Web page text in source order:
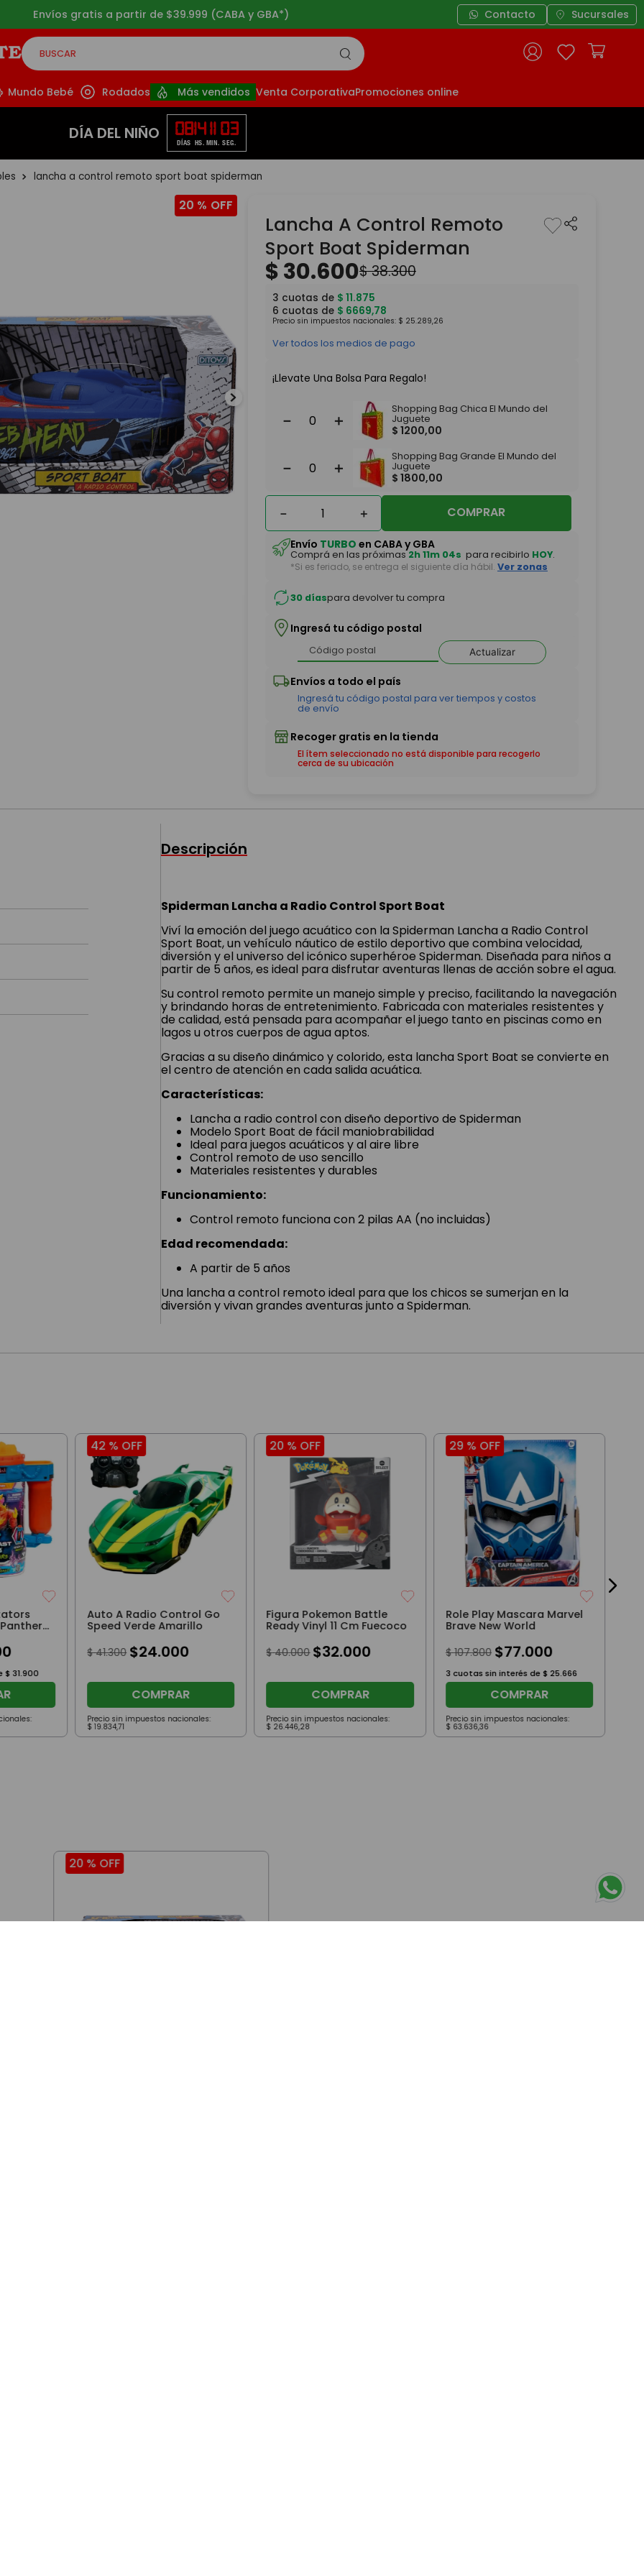
3 cuotas sin interés a partir de $49.999 Contacto Sucursales
BUSCAR
Mundo Bebé Rodados Más vendidos Venta CorporativaPromociones online
DÍA DEL NIÑO 08
DÍAS
14
HS.
11
MIN.
02
SEG.
lancha a control remoto sport boat spiderman
20 %
Lancha A Control Remoto
Sport Boat Spiderman
$30.600$38.300
3 cuotas de $ 11.875
6 cuotas de $ 6669,78
Precio sin impuestos nacionales: $ 25.289,26
Ver todos los medios de pago
¡Llevate Una Bolsa Para Regalo!
＋
－
Shopping Bag Chica El Mundo del
Juguete
$ 1200,00
＋
－
Shopping Bag Grande El Mundo del
Juguete
$ 1800,00
＋
－ COMPRAR
Envío TURBO en CABA y GBA
Comprá en las próximas2h 11m 03s para recibirlo HOY.
*Si es feriado, se entrega el siguiente día hábil. Ver zonas
30 díaspara devolver tu compra
Ingresá tu código postal
Actualizar
El ítem seleccionado no está disponible para recogerlo
cerca de su ubicación
Descripción
Spiderman Lancha a Radio Control Sport Boat
Viví la emoción del juego acuático con la Spiderman Lancha a Radio Control
Sport Boat, un vehículo náutico de estilo deportivo que combina velocidad,
diversión y el universo del icónico superhéroe Spiderman. Diseñada para niños a
partir de 5 años, es ideal para disfrutar aventuras llenas de acción sobre el agua.
Su control remoto permite un manejo simple y preciso, facilitando la navegación
y brindando horas de entretenimiento. Fabricada con materiales resistentes y
de calidad, está pensada para acompañar el juego tanto en piscinas como en
lagos u otros cuerpos de agua aptos.
Gracias a su diseño dinámico y colorido, esta lancha Sport Boat se convierte en
el centro de atención en cada salida acuática.
Características:
Lancha a radio control con diseño deportivo de Spiderman
Modelo Sport Boat de fácil maniobrabilidad
Ideal para juegos acuáticos y al aire libre
Control remoto de uso sencillo
Materiales resistentes y durables
Funcionamiento:
Control remoto funciona con 2 pilas AA (no incluidas)
Edad recomendada:
A partir de 5 años
Una lancha a control remoto ideal para que los chicos se sumerjan en la
diversión y vivan grandes aventuras junto a Spiderman.
$ 31.900
42 % OFF
Auto A Radio Control Go
Speed Verde Amarillo
$ 41.300 $24.000
COMPRAR
Precio sin impuestos nacionales:
$ 19.834,71
20 % OFF
Figura Pokemon Battle
Ready Vinyl 11 Cm Fuecoco
$ 40.000 $32.000
COMPRAR
Precio sin impuestos nacionales:
$ 26.446,28
29 % OFF
Role Play Mascara Marvel
Brave New World
$ 107.800 $77.000
3 cuotas sin interés de $25.666
COMPRAR
Precio sin impuestos nacionales:
$ 63.636,36
20 %OFF